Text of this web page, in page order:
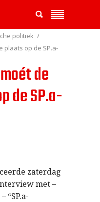
politiek
plaats op de SP.a-
de
de SP.a-
zaterdag
met –
“SP.a-